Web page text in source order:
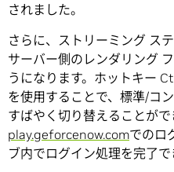
されました。
さらに、ストリーミング ス
サーバー側のレンダリング
うになります。ホットキー
を使用することで、標準/コ
すばやく切り替えることがで
play.geforcenow.comでのロ
ブ内でログイン処理を完了で